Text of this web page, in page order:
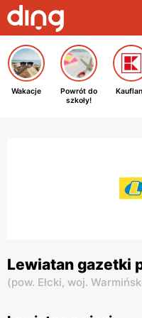
Wakacje
Powrót do
szkoły!
Lewiatan gazetki
(pow. Ełcki, woj.